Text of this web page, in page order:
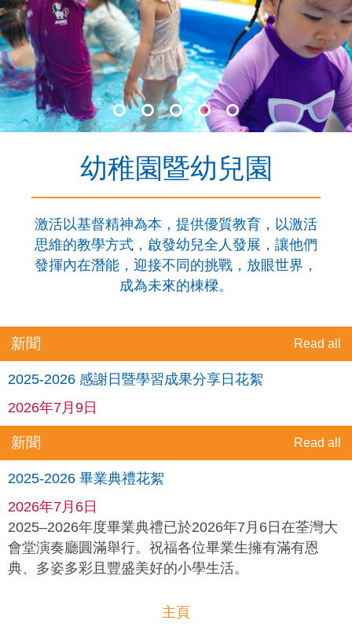
幼稚園暨幼兒園
激活以基督精神為本，提供優質教育，以激活
思維的教學方式，啟發幼兒全人發展，讓他們
發揮內在潛能，迎接不同的挑戰，放眼世界，
成為未來的棟樑。
新聞 Read all
2025-2026 感謝日暨學習成果分享日花絮
2026年7月9日
新聞 Read all
2025-2026 畢業典禮花絮
2026年7月6日
2025–2026年度畢業典禮已於2026年7月6日在荃灣大
會堂演奏廳圓滿舉行。祝福各位畢業生擁有滿有恩
典、多姿多彩且豐盛美好的小學生活。
主頁